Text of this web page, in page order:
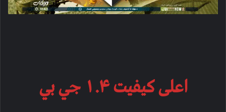
اعلی کیفیت ۱.۴ جي بي